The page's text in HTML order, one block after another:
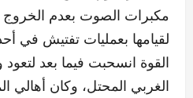
مكبرات الصوت بعدم الخروج
لقيامها بعمليات تفتيش في
القوة انسحبت فيما بعد
الغربي المحتل، وكان أهالي